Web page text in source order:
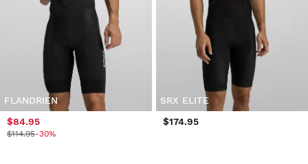
FLANDRIEN
$84.95
$114.95-30%
SRX ELITE
$174.95